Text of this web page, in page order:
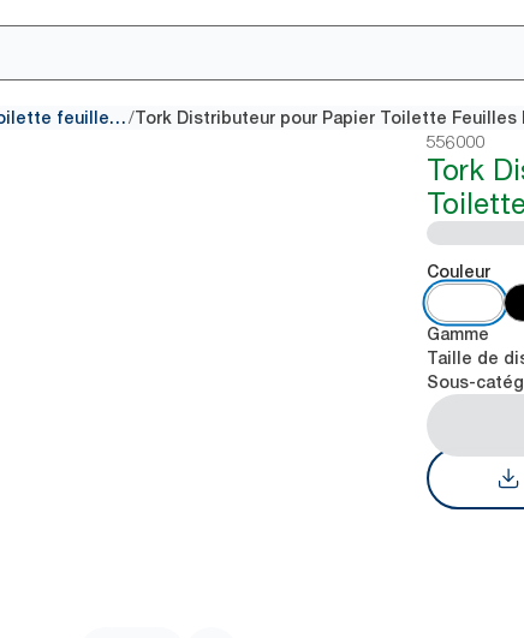
Distributeurs pour papier toilette feuille à feuille /
556000
Tork
Couleur
Gamme
Taille de
Sous-